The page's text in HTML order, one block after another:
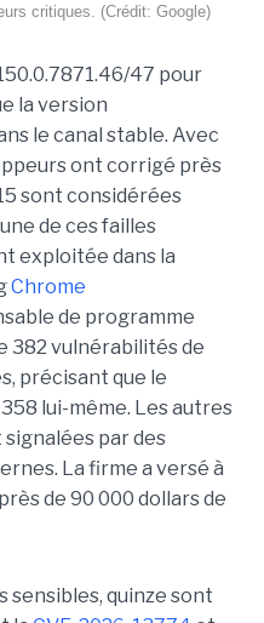
critiques. (Crédit: Google)
47 pour
la version
le canal stable. Avec
ont corrigé près
sont considérées
de ces failles
exploitée dans la
Chrome
de programme
382 vulnérabilités de
précisant que le
lui-même. Les autres
par des
La firme a versé à
de 90 000 dollars de
sensibles, quinze sont